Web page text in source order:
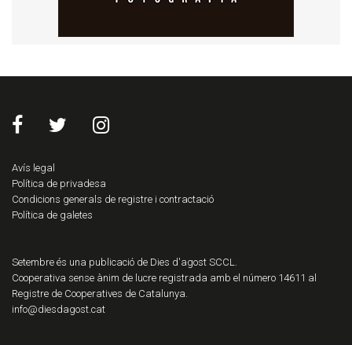
Avís legal
Política de privadesa
Condicions generals de registre i contractació
Política de galetes
Setembre és una publicació de Dies d'agost SCCL.
Cooperativa sense ànim de lucre registrada amb el número 14611 al
Registre de Cooperatives de Catalunya.
info@diesdagost.cat